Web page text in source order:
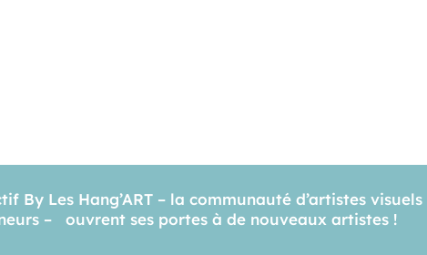
By Les Hang’ART – la communauté d’artistes visuels
– ouvrent ses portes à de nouveaux artistes !